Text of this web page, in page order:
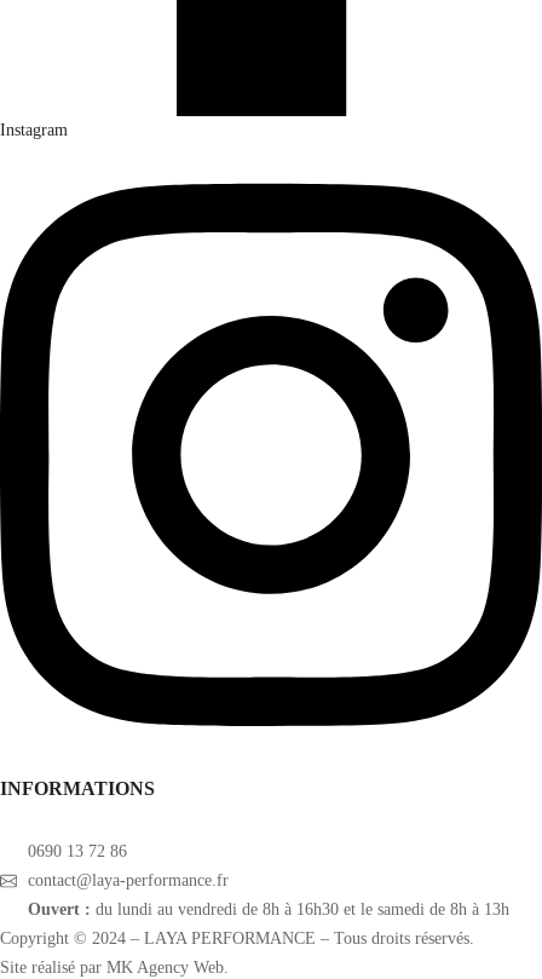
Instagram
INFORMATIONS
0690 13 72 86
contact@laya-performance.fr
Ouvert : du lundi au vendredi de 8h à 16h30 et le samedi de 8h à 13h
Copyright © 2024 – LAYA PERFORMANCE – Tous droits réservés.
Site réalisé par MK Agency Web.